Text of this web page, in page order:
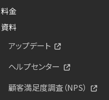
料金
資料
アップデート
ヘルプセンター
顧客満足度調査（NPS）